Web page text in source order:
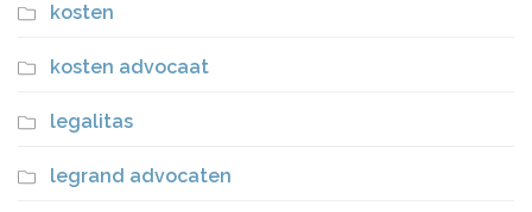
kosten
kosten advocaat
legalitas
legrand advocaten